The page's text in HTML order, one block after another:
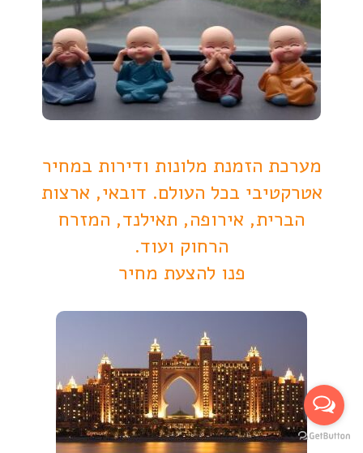
מערכת הזמנת מלונות ודירות במחיר
אטרקטיבי בכל העולם. דובאי, ארצות
הברית, אירופה, תאילנד, המזרח
הרחוק ועוד.
פנו להצעת מחיר